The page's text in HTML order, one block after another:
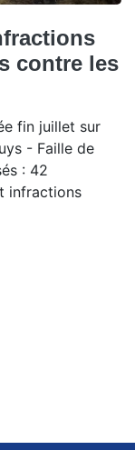
contre les
fin juillet sur
- Faille de
: 42
infractions